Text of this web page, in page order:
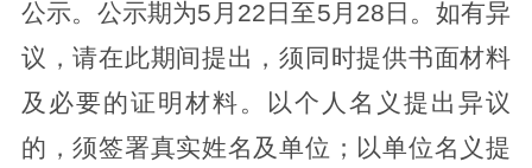
公示。公示期为5月22日至5月28日。如有异
议，请在此期间提出，须同时提供书面材料
及必要的证明材料。以个人名义提出异议
的，须签署真实姓名及单位；以单位名义提